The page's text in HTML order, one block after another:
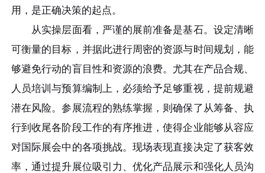
用，是正确决策的起点。
从实操层面看，严谨的展前准备是基石。设定清晰
可衡量的目标，并据此进行周密的资源与时间规划，能
够避免行动的盲目性和资源的浪费。尤其在产品合规、
人员培训与预算编制上，必须给予足够重视，提前规避
潜在风险。参展流程的熟练掌握，则确保了从筹备、执
行到收尾各阶段工作的有序推进，使得企业能够从容应
对国际展会中的各项挑战。现场表现直接决定了获客效
率，通过提升展位吸引力、优化产品展示和强化人员沟